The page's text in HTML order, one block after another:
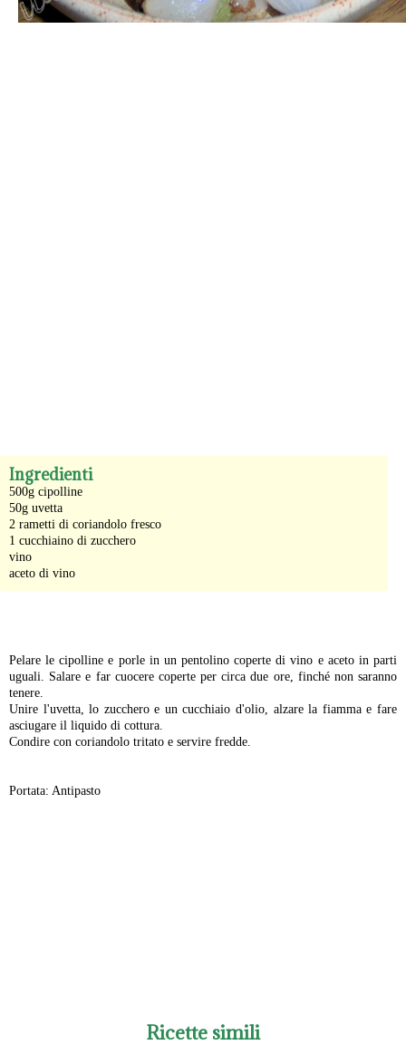
Ingredienti
500g cipolline
50g uvetta
2 rametti di coriandolo fresco
1 cucchiaino di zucchero
vino
aceto di vino
Pelare le cipolline e porle in un pentolino coperte di vino e aceto in parti
uguali. Salare e far cuocere coperte per circa due ore, finché non saranno
tenere.
Unire l'uvetta, lo zucchero e un cucchiaio d'olio, alzare la fiamma e fare
asciugare il liquido di cottura.
Condire con coriandolo tritato e servire fredde.
Portata: Antipasto
Ricette simili